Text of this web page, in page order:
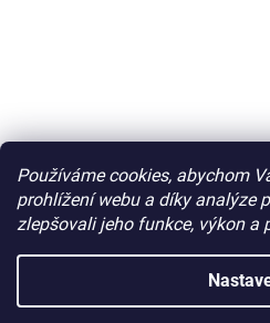
Používáme cookies, abychom
prohlížení webu a díky analýze
zlepšovali jeho funkce, výkon a